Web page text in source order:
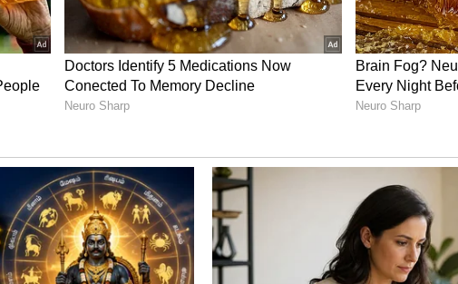
ஏராளம் உள்ளன.
3XO)
பிரிவில் மிகப்பெரிய புரட்சியை
(Skyroof) வசதியைக் கொண்டு வந்தது.
லட்சம். இதில் வழங்கப்பட்டுள்ள 'ஸ்கைரூஃப்'
என மஹிந்திரா கூறுகிறது. இந்த மாடலில்
குறிப்பிடத்தக்கது.